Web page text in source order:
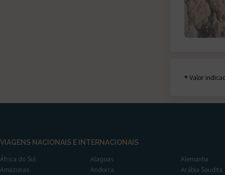
* Valor
VIAGENS NACIONAIS E INTERNACIONAIS
África do Sul Alagoas
Alemanha
Amazonas
Andorra
Arábia Saudita